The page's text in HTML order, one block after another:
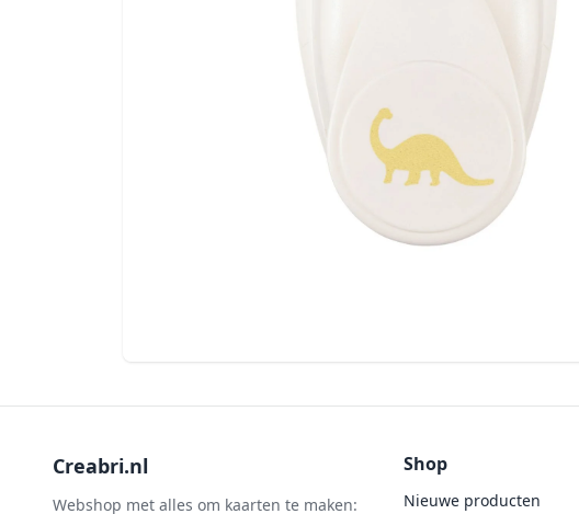
Creabri.nl
Webshop met alles om kaarten te maken:
Shop
Nieuwe producten